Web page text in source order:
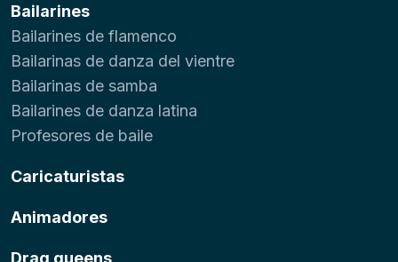
Bailarines
Bailarines de flamenco
Bailarinas de danza del vientre
Bailarinas de samba
Bailarines de danza latina
Profesores de baile
Caricaturistas
Animadores
Drag queens